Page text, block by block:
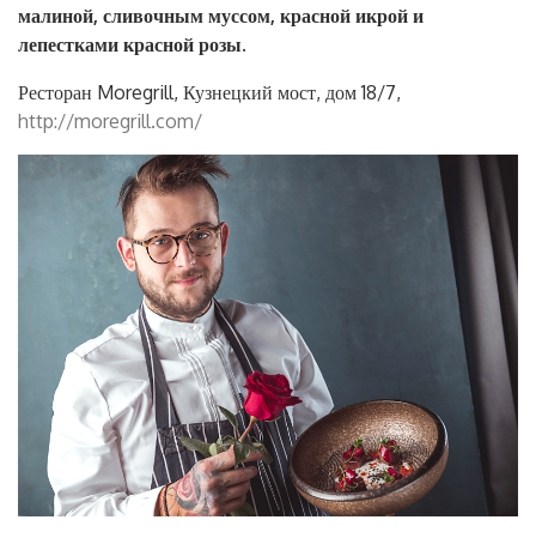
малиной, сливочным муссом, красной икрой и
лепестками красной розы.
Ресторан Moregrill, Кузнецкий мост, дом 18/7,
http://moregrill.com/